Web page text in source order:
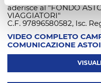
aderisce al "FONDO
VIAGGIATORI"
C.F. 97896580582, Isc.
VIDEO COMPLETO
COMUNICAZIONE ASTOI